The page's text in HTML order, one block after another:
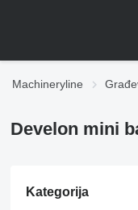
Machineryline
Develon mini
Kategorija